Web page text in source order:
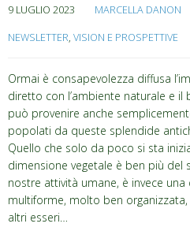
9 LUGLIO 2023 MARCELLA DANON
NEWSLETTER, VISION E PROSPETTIVE
Ormai è consapevolezza diffusa
diretto con l’ambiente naturale e il
può provenire anche
popolati da queste splendide
Quello che solo da poco si sta
dimensione vegetale è ben più
nostre attività umane, è invece
multiforme, molto ben
altri esseri…